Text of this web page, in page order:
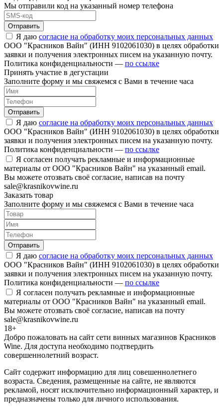
Мы отправили код на указанный номер телефона
Отправить
Я даю согласие на обработку моих персональных данных
ООО "Красников Вайн" (ИНН 9102061030) в целях обработки
заявки и получения электронных писем на указанную почту.
Политика конфиденциальности — по ссылке
Принять участие в дегустации
Заполните форму и мы свяжемся с Вами в течение часа
Отправить
Я даю согласие на обработку моих персональных данных
ООО "Красников Вайн" (ИНН 9102061030) в целях обработки
заявки и получения электронных писем на указанную почту.
Политика конфиденциальности — по ссылке
Я согласен получать рекламные и информационные
материалы от ООО "Красников Вайн" на указанный email.
Вы можете отозвать своё согласие, написав на почту
sale@krasnikovwine.ru
Заказать товар
Заполните форму и мы свяжемся с Вами в течение часа
Отправить
Я даю согласие на обработку моих персональных данных
ООО "Красников Вайн" (ИНН 9102061030) в целях обработки
заявки и получения электронных писем на указанную почту.
Политика конфиденциальности — по ссылке
Я согласен получать рекламные и информационные
материалы от ООО "Красников Вайн" на указанный email.
Вы можете отозвать своё согласие, написав на почту
sale@krasnikovwine.ru
18+
Добро пожаловать на сайт сети винных магазинов Красников
Wine. Для доступа необходимо подтвердить
совершеннолетний возраст.
Сайт содержит информацию для лиц совешеннолетнего
возраста. Сведения, размещенные на сайте, не являются
рекламой, носят исключительно информационный характер, и
предназначены только для личного использования.